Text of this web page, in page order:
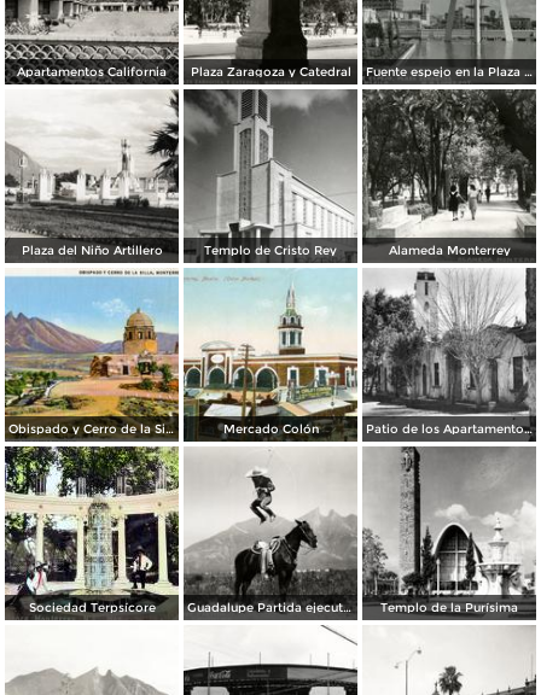
Apartamentos California Plaza Zaragoza y Catedral Fuente espejo en la Plaza Zaragoza
Plaza del Niño Artillero Templo de Cristo Rey Alameda Monterrey
Obispado y Cerro de la Silla Mercado Colón Patio de los Apartamentos Regina
Sociedad Terpsícore Guadalupe Partida ejecutando una charrería con lazo Templo de la Purísima